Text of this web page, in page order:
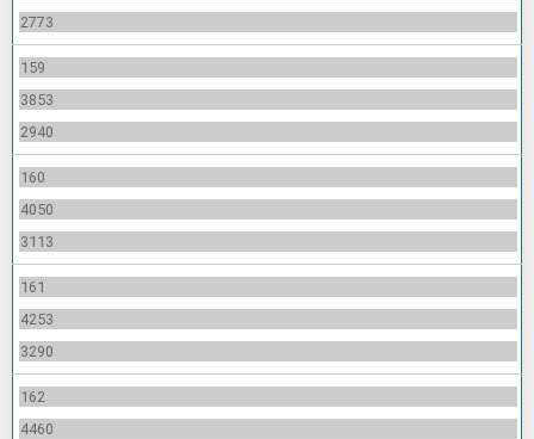
2773
159
3853
2940
160
4050
3113
161
4253
3290
162
4460